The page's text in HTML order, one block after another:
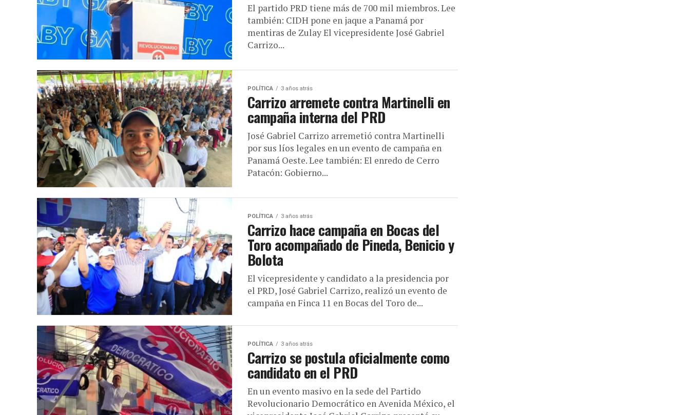
El partido PRD tiene más de 700 mil miembros. Lee
también: CIDH pone en jaque a Panamá por
mentiras de Zulay El vicepresidente José Gabriel
Carrizo...
POLÍTICA 3 años atrás
Carrizo arremete contra Martinelli en
campaña interna del PRD
José Gabriel Carrizo arremetió contra Martinelli
por sus líos legales en un evento de campaña en
Panamá Oeste. Lee también: El enredo de Cerro
Patacón: Gobierno...
POLÍTICA 3 años atrás
Carrizo hace campaña en Bocas del
Toro acompañado de Pineda, Benicio y
Bolota
El vicepresidente y candidato a la presidencia por
el PRD, José Gabriel Carrizo, realizó un evento de
campaña en Finca 11 en Bocas del Toro de...
POLÍTICA 3 años atrás
Carrizo se postula oficialmente como
candidato en el PRD
En un evento masivo en la sede del Partido
Revolucionario Democrático en Avenida México, el